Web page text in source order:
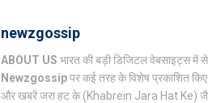
newzgossip
ABOUT US भारत की बड़ी डिजिटल वेबसाइट्स में
Newzgossipपर कई तरह के विशेष प्रकाशित
और खबरें जरा हट के (Khabrein Jara Hat Ke) जैसे